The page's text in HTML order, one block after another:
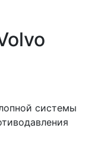
системы